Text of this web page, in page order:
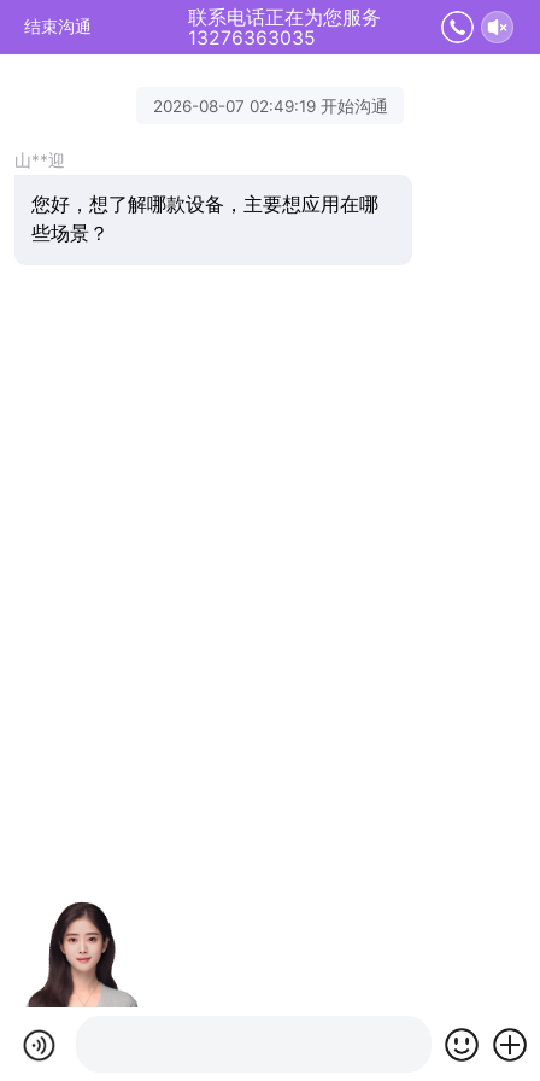
结束沟通
联系电话正在为您服务
13276363035
2026-08-07 02:49:19 开始沟通
山**迎
您好，想了解哪款设备，主要想应用在哪
些场景？